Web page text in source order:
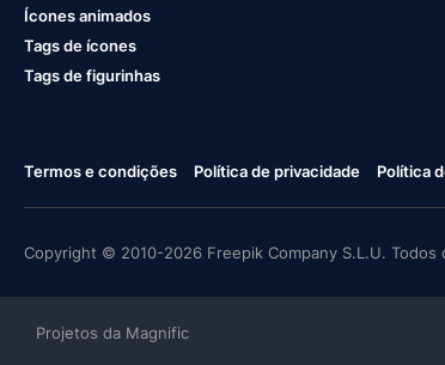
Ícones animados
Tags de ícones
Tags de figurinhas
Termos e condições Política de privacidade Política
Copyright © 2010-2026 Freepik Company S.L.U. Todos
Projetos da Magnific